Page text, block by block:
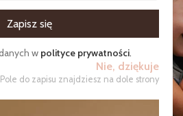
w polityce prywatności.
Nie, dziękuje
Pole do zapisu znajdziesz na dole strony
Pościel